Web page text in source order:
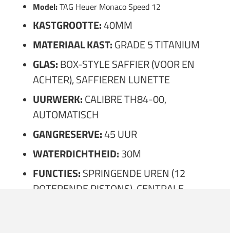
Model:TAG Heuer Monaco Speed 12
KASTGROOTTE:40MM
MATERIAAL KAST:GRADE 5 TITANIUM
GLAS:BOX-STYLE SAFFIER (VOOR EN
ACHTER), SAFFIEREN LUNETTE
UURWERK:CALIBRE TH84-00,
AUTOMATISCH
GANGRESERVE:45 UUR
WATERDICHTHEID:30M
FUNCTIES:SPRINGENDE UREN (12
ROTERENDE PISTONS), CENTRALE